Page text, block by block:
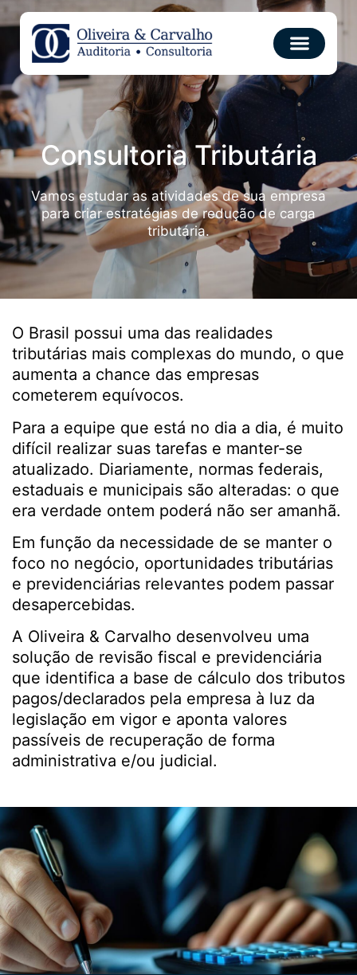
Consultoria Tributária
Vamos estudar as atividades de sua empresa
para criar estratégias de redução de carga
tributária.
O Brasil possui uma das realidades
tributárias mais complexas do mundo, o que
aumenta a chance das empresas
cometerem equívocos.
Para a equipe que está no dia a dia, é muito
difícil realizar suas tarefas e manter-se
atualizado. Diariamente, normas federais,
estaduais e municipais são alteradas: o que
era verdade ontem poderá não ser amanhã.
Em função da necessidade de se manter o
foco no negócio, oportunidades tributárias
e previdenciárias relevantes podem passar
desapercebidas.
A Oliveira & Carvalho desenvolveu uma
solução de revisão fiscal e previdenciária
que identifica a base de cálculo dos tributos
pagos/declarados pela empresa à luz da
legislação em vigor e aponta valores
passíveis de recuperação de forma
administrativa e/ou judicial.